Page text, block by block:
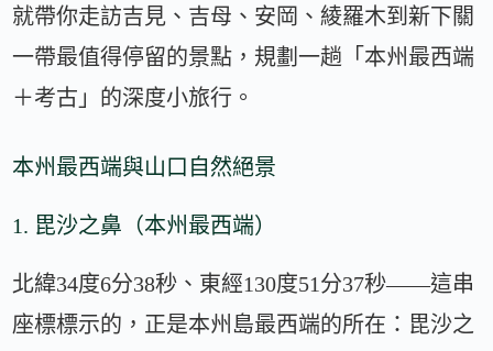
就帶你走訪吉見、吉母、安岡、綾羅木到新下關
一帶最值得停留的景點，規劃一趟「本州最西端
＋考古」的深度小旅行。
本州最西端與山口自然絕景
1. 毘沙之鼻（本州最西端）
北緯34度6分38秒、東經130度51分37秒——這串
座標標示的，正是本州島最西端的所在：毘沙之